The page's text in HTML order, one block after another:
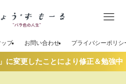
プ お問い合わせ プライバシーポリシ
変更したことにより修正＆勉強中